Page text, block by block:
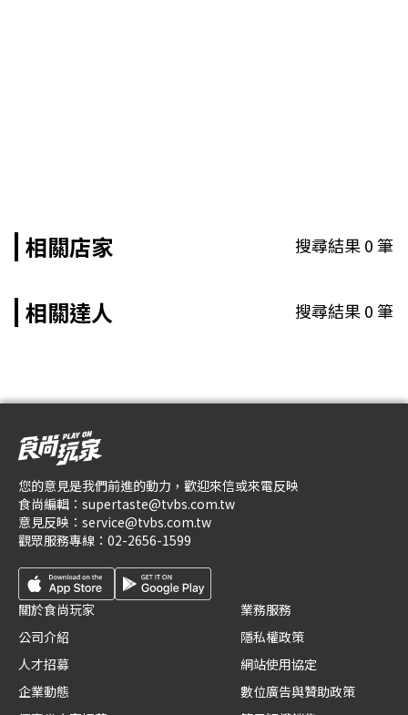
相關店家 搜尋結果0筆
相關達人 搜尋結果0筆
您的意見是我們前進的動力，歡迎來信或來電反映
食尚編輯： supertaste@tvbs.com.tw
意見反映： service@tvbs.com.tw
觀眾服務專線： 02-2656-1599
關於食尚玩家
公司介紹
人才招募
企業動態
業務服務
隱私權政策
網站使用協定
數位廣告與贊助政策